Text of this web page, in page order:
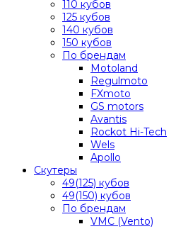
110 кубов
125 кубов
140 кубов
150 кубов
По брендам
Motoland
Regulmoto
FXmoto
GS motors
Avantis
Rockot Hi-Tech
Wels
Apollo
Скутеры
49(125) кубов
49(150) кубов
По брендам
VMC (Vento)